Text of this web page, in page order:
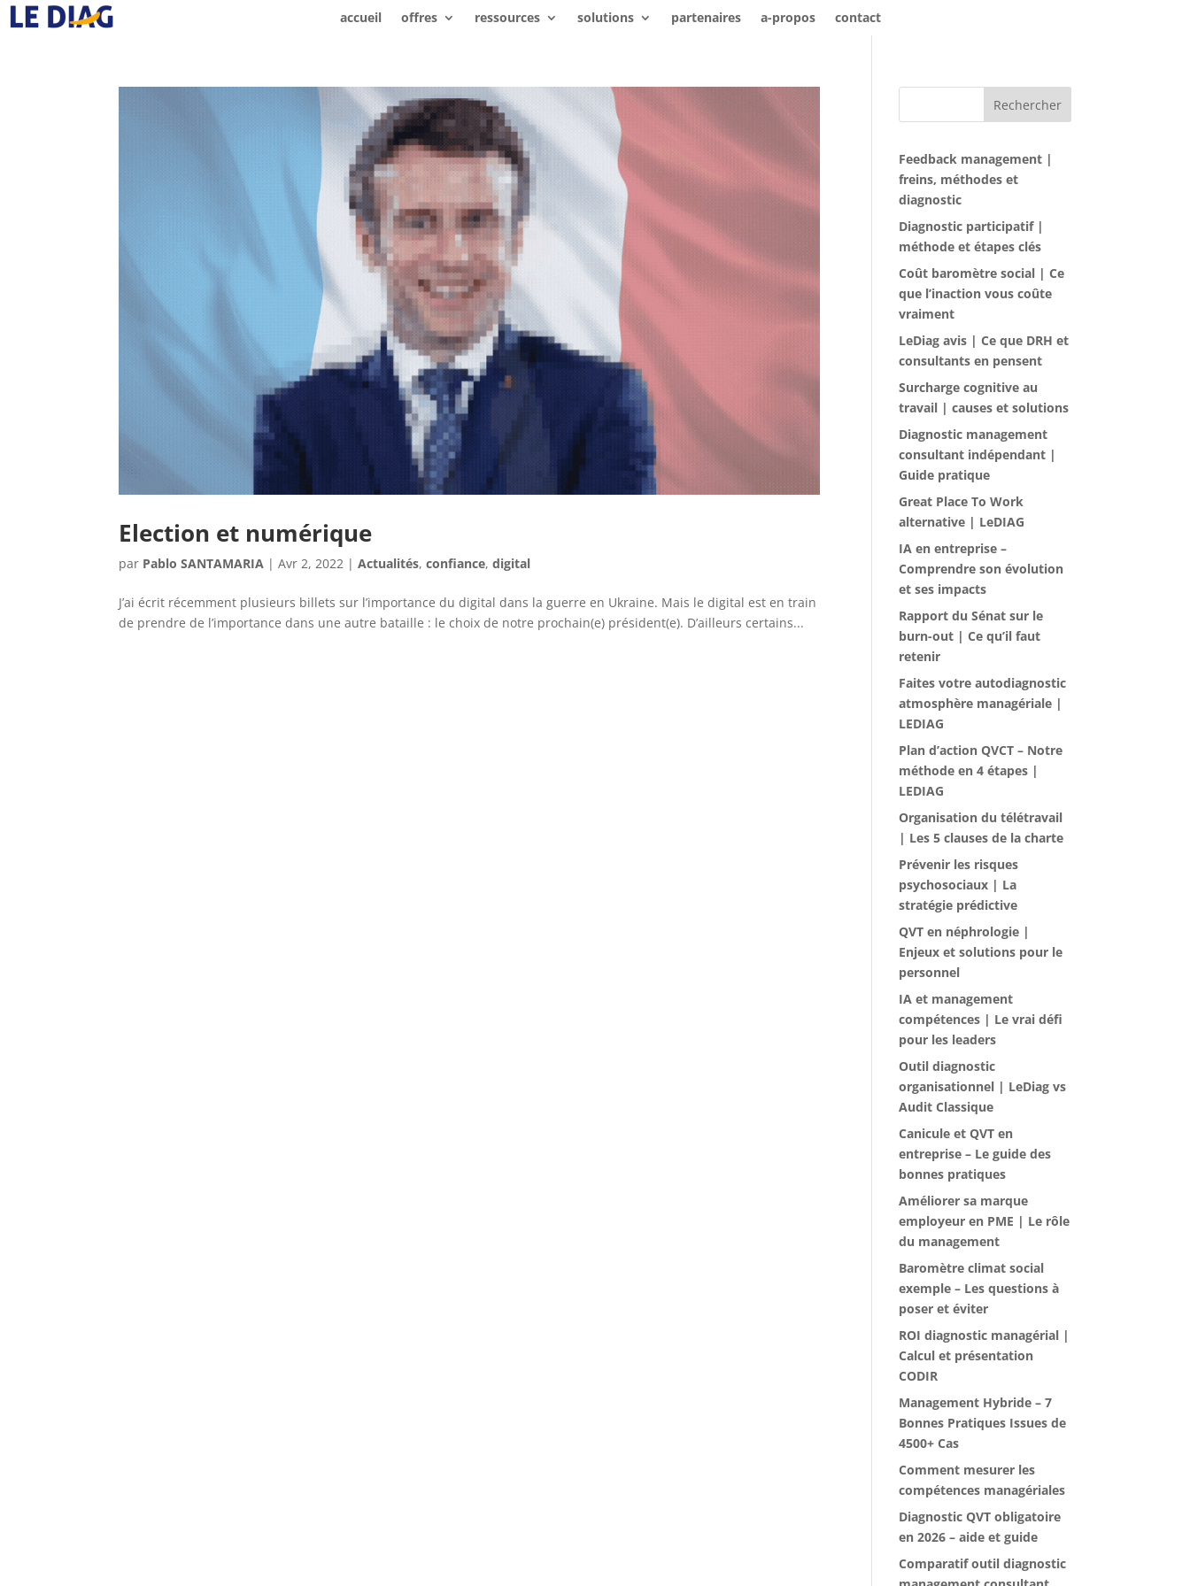
accueil offres ressources solutions partenaires a-propos contact
Election et numérique
par Pablo SANTAMARIA |Avr 2, 2022 |Actualités,confiance,digital
J’ai écrit récemment plusieurs billets sur l’importance du digital dans la guerre en Ukraine. Mais le digital est en train
de prendre de l’importance dans une autre bataille : le choix de notre prochain(e) président(e). D’ailleurs certains...
Rechercher
Feedback management |
freins, méthodes et
diagnostic
Diagnostic participatif |
méthode et étapes clés
Coût baromètre social | Ce
que l’inaction vous coûte
vraiment
LeDiag avis | Ce que DRH et
consultants en pensent
Surcharge cognitive au
travail | causes et solutions
Diagnostic management
consultant indépendant |
Guide pratique
Great Place To Work
alternative | LeDIAG
IA en entreprise –
Comprendre son évolution
et ses impacts
Rapport du Sénat sur le
burn-out | Ce qu’il faut
retenir
Faites votre autodiagnostic
atmosphère managériale |
LEDIAG
Plan d’action QVCT – Notre
méthode en 4 étapes |
LEDIAG
Organisation du télétravail
| Les 5 clauses de la charte
Prévenir les risques
psychosociaux | La
stratégie prédictive
QVT en néphrologie |
Enjeux et solutions pour le
personnel
IA et management
compétences | Le vrai défi
pour les leaders
Outil diagnostic
organisationnel | LeDiag vs
Audit Classique
Canicule et QVT en
entreprise – Le guide des
bonnes pratiques
Améliorer sa marque
employeur en PME | Le rôle
du management
Baromètre climat social
exemple – Les questions à
poser et éviter
ROI diagnostic managérial |
Calcul et présentation
CODIR
Management Hybride – 7
Bonnes Pratiques Issues de
4500+ Cas
Comment mesurer les
compétences managériales
Diagnostic QVT obligatoire
en 2026 – aide et guide
Comparatif outil diagnostic